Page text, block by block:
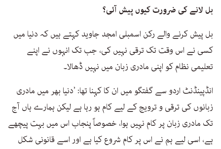
بل لانے کی ضرورت کیوں پیش آئی؟
بل پیش کرنے والے رکن اسمبلی امجد جاوید کہتے ہیں کہ دنیا میں
کسی نے اس وقت تک ترقی نہیں کی، جب تک انہوں نے اپنے
تعلیمی نظام کو اپنی مادری زبان میں نہیں ڈھالا۔
انڈپینڈنٹ اردو سے گفتگو میں ان کا کہنا تھا: ’دنیا بھر میں مادری
زبانوں کی ترقی و ترویج کے لیے کام ہو رہا ہے لیکن ہمارے ہاں آج
تک مادری زبان پر کام نہیں ہوا، خصوصاً پنجاب اس میں بہت پیچھے
ہے، اسی لیے ہم نے اس پر کام شروع کیا ہے اور اسے قانونی شکل